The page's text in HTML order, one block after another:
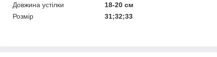
Довжина устілки
18-20 см
Розмір
31;32;33